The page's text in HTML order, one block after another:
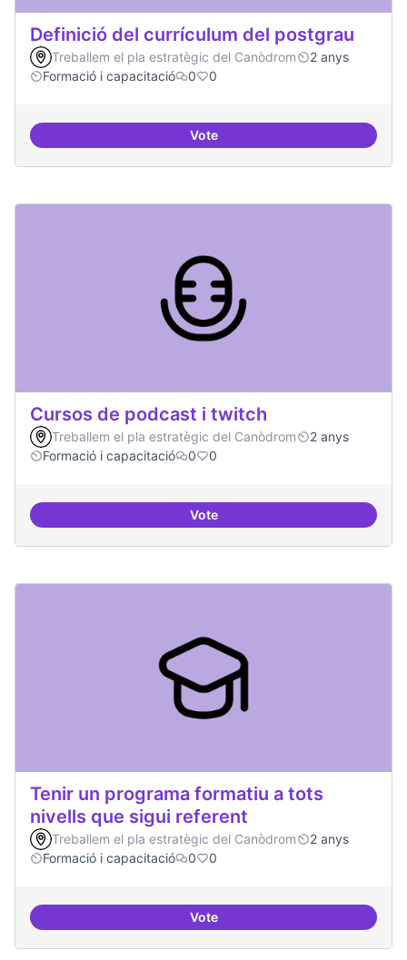
Definició del currículum del postgrau
Treballem el pla estratègic del Canòdrom
2 anys
Formació i capacitació
0 0
VoteDefinició del currículum del
Cursos de podcast i twitch
Treballem el pla estratègic del Canòdrom
2 anys
Formació i capacitació
0 0
VoteCursos de podcast i twitch
Tenir un programa formatiu a tots
nivells que sigui referent
Treballem el pla estratègic del Canòdrom
2 anys
Formació i capacitació
0 0
VoteTenir un programa formatiu a